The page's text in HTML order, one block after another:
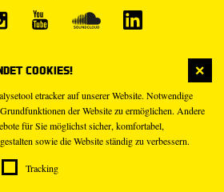
Cookies!
etracker auf unserer Website. Notwendige
der Website zu ermöglichen. Andere
für Sie möglichst sicher, komfortabel,
sowie die Website ständig zu verbessern.
Tracking